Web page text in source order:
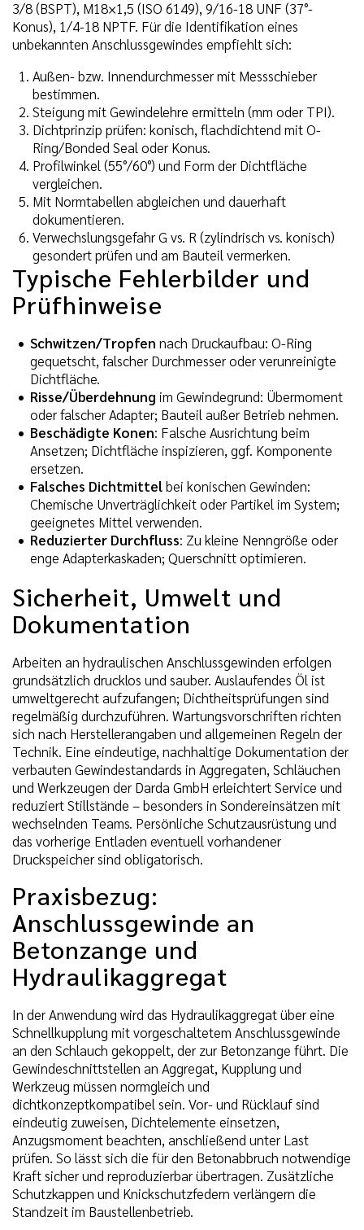
3/8 (BSPT), M18×1,5 (ISO 6149), 9/16-18 UNF (37°-
Konus), 1/4-18 NPTF. Für die Identifikation eines
unbekannten Anschlussgewindes empfiehlt sich:
Außen- bzw. Innendurchmesser mit Messschieber
bestimmen.
Steigung mit Gewindelehre ermitteln (mm oder TPI).
Dichtprinzip prüfen: konisch, flachdichtend mit O-
Ring/Bonded Seal oder Konus.
Profilwinkel (55°/60°) und Form der Dichtfläche
vergleichen.
Mit Normtabellen abgleichen und dauerhaft
dokumentieren.
Verwechslungsgefahr G vs. R (zylindrisch vs. konisch)
gesondert prüfen und am Bauteil vermerken.
Typische Fehlerbilder und
Prüfhinweise
Schwitzen/Tropfen nach Druckaufbau: O-Ring
gequetscht, falscher Durchmesser oder verunreinigte
Dichtfläche.
Risse/Überdehnung im Gewindegrund: Übermoment
oder falscher Adapter; Bauteil außer Betrieb nehmen.
Beschädigte Konen: Falsche Ausrichtung beim
Ansetzen; Dichtfläche inspizieren, ggf. Komponente
ersetzen.
Falsches Dichtmittelbei konischen Gewinden:
Chemische Unverträglichkeit oder Partikel im System;
geeignetes Mittel verwenden.
Reduzierter Durchfluss: Zu kleine Nenngröße oder
enge Adapterkaskaden; Querschnitt optimieren.
Sicherheit, Umwelt und
Dokumentation
Arbeiten an hydraulischen Anschlussgewinden erfolgen
grundsätzlich drucklos und sauber. Auslaufendes Öl ist
umweltgerecht aufzufangen; Dichtheitsprüfungen sind
regelmäßig durchzuführen. Wartungsvorschriften richten
sich nach Herstellerangaben und allgemeinen Regeln der
Technik. Eine eindeutige, nachhaltige Dokumentation der
verbauten Gewindestandards in Aggregaten, Schläuchen
und Werkzeugen der Darda GmbH erleichtert Service und
reduziert Stillstände – besonders in Sondereinsätzen mit
wechselnden Teams. Persönliche Schutzausrüstung und
das vorherige Entladen eventuell vorhandener
Druckspeicher sind obligatorisch.
Praxisbezug:
Anschlussgewinde an
Betonzange und
Hydraulikaggregat
In der Anwendung wird das Hydraulikaggregat über eine
Schnellkupplung mit vorgeschaltetem Anschlussgewinde
an den Schlauch gekoppelt, der zur Betonzange führt. Die
Gewindeschnittstellen an Aggregat, Kupplung und
Werkzeug müssen normgleich und
dichtkonzeptkompatibel sein. Vor- und Rücklauf sind
eindeutig zuweisen, Dichtelemente einsetzen,
Anzugsmoment beachten, anschließend unter Last
prüfen. So lässt sich die für den Betonabbruch notwendige
Kraft sicher und reproduzierbar übertragen. Zusätzliche
Schutzkappen und Knickschutzfedern verlängern die
Standzeit im Baustellenbetrieb.